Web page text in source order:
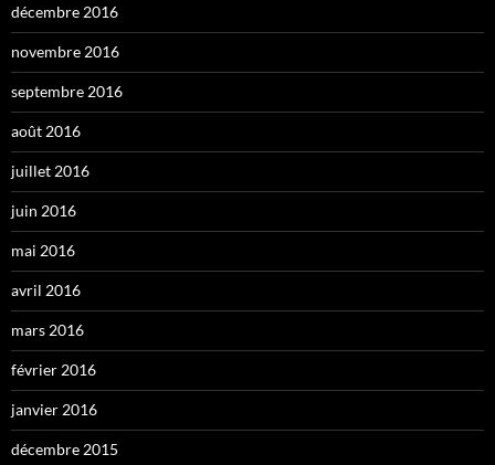
décembre 2016
novembre 2016
septembre 2016
août 2016
juillet 2016
juin 2016
mai 2016
avril 2016
mars 2016
février 2016
janvier 2016
décembre 2015